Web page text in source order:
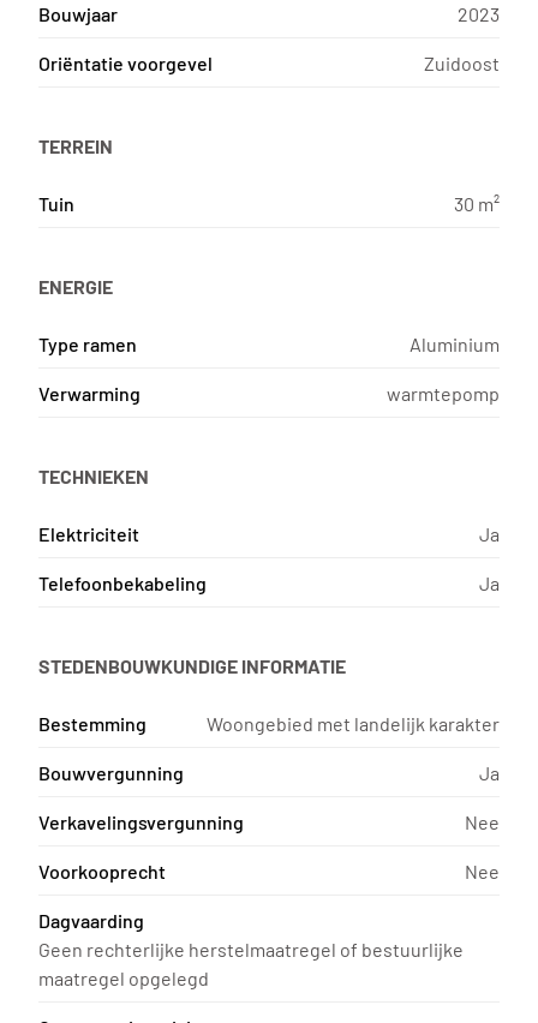
Bouwjaar 2023
Oriëntatie voorgevel Zuidoost
TERREIN
Tuin 30 m²
ENERGIE
Type ramen Aluminium
Verwarming warmtepomp
TECHNIEKEN
Elektriciteit Ja
Telefoonbekabeling Ja
STEDENBOUWKUNDIGE INFORMATIE
Bestemming Woongebied met landelijk karakter
Bouwvergunning Ja
Verkavelingsvergunning Nee
Voorkooprecht Nee
Dagvaarding
Geen rechterlijke herstelmaatregel of bestuurlijke
maatregel opgelegd